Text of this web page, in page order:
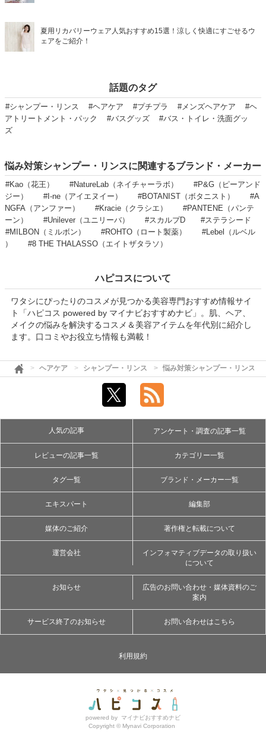
夏用リカバリーウェア人気おすすめ15選！涼しく快適にすごせるウ
ェアをご紹介！
話題のタグ
#シャンプー・リンス #ヘアケア #プチプラ #メンズヘアケア
#ヘ
アトリートメント・パック
#バスグッズ
#バス・トイレ・洗面グッ
ズ
悩み対策シャンプー・リンスに関連するブランド・メーカー
#Kao（花王） #NatureLab（ネイチャーラボ）
#P&G（ピーアンド
ジー）
#I-ne（アイエヌイー） #BOTANIST（ボタニスト）
#A
NGFA（アンファー）
#Kracie（クラシエ）
#PANTENE（パンテ
ーン）
#Unilever（ユニリーバ） #スカルプD
#ステラシード
#MILBON（ミルボン）
#ROHTO（ロート製薬）
#Lebel（ルベル
）
#8 THE THALASSO（エイトザタラソ）
ハピコスについて
ワタシにぴったりのコスメが見つかる美容専門おすすめ情報サイ
ト「ハピコス powered by マイナビおすすめナビ」。肌、ヘア、
メイクの悩みを解決するコスメ＆美容アイテムを年代別に紹介し
ます。口コミやお役立ち情報も満載！
ヘアケア シャンプー・リンス 悩み対策シャンプー・リンス
人気の記事 アンケート・調査の記事一覧
レビューの記事一覧 カテゴリー一覧
タグ一覧 ブランド・メーカー一覧
エキスパート 編集部
媒体のご紹介 著作権と転載について
運営会社
インフォマティブデータの取り扱い
について
お知らせ
広告のお問い合わせ・媒体資料のご
案内
サービス終了のお知らせ お問い合わせはこちら
利用規約
powered by マイナビおすすめナビ
Copyright © Mynavi Corporation